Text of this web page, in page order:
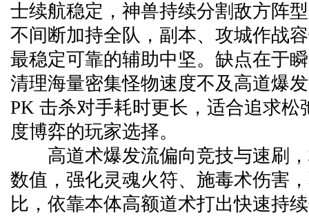
士续航稳定，神兽持续分割敌方阵
不间断加持全队，副本、攻城作战
最稳定可靠的辅助中坚。缺点在于
清理海量密集怪物速度不及高道爆
PK 击杀对手耗时更长，适合追求松
度博弈的玩家选择。
高道术爆发流偏向竞技与速刷，
数值，强化灵魂火符、施毒术伤害
比，依靠本体高额道术打出快速持